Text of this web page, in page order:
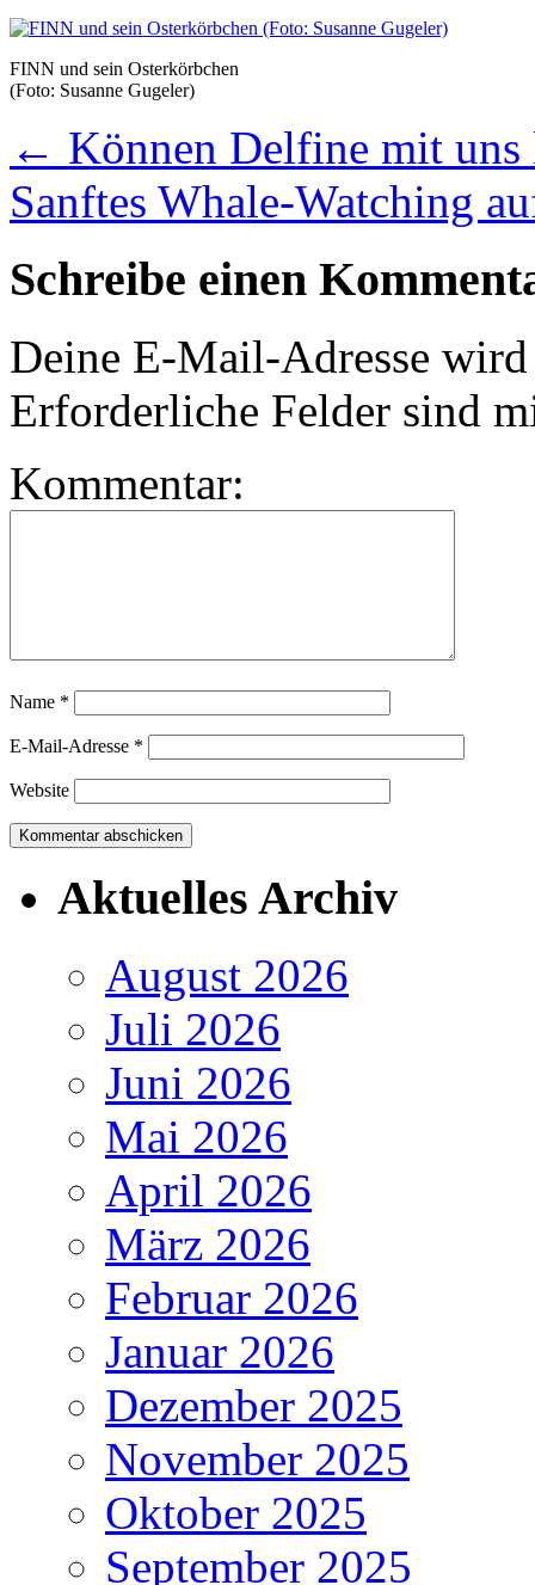
FINN und sein Osterkörbchen
(Foto: Susanne Gugeler)
← Können Delfine mit uns
Sanftes Whale-Watching
Schreibe einen
Deine E-Mail-Adresse
Erforderliche Felder sind
Kommentar:
Name *
E-Mail-Adresse *
Website
Aktuelles Archiv
August 2026
Juli 2026
Juni 2026
Mai 2026
April 2026
März 2026
Februar 2026
Januar 2026
Dezember 2025
November 2025
Oktober 2025
September 2025